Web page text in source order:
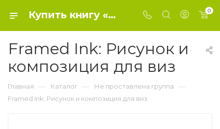
Купить книгу «Framed Ink: Рисунок и композиция для виз» 2023, Матеу-Местре М. - Не проставлена группа 0
Framed Ink: Рисунок и
композиция для виз
Главная — Каталог — Не проставлена группа —
Framed Ink: Рисунок и композиция для виз